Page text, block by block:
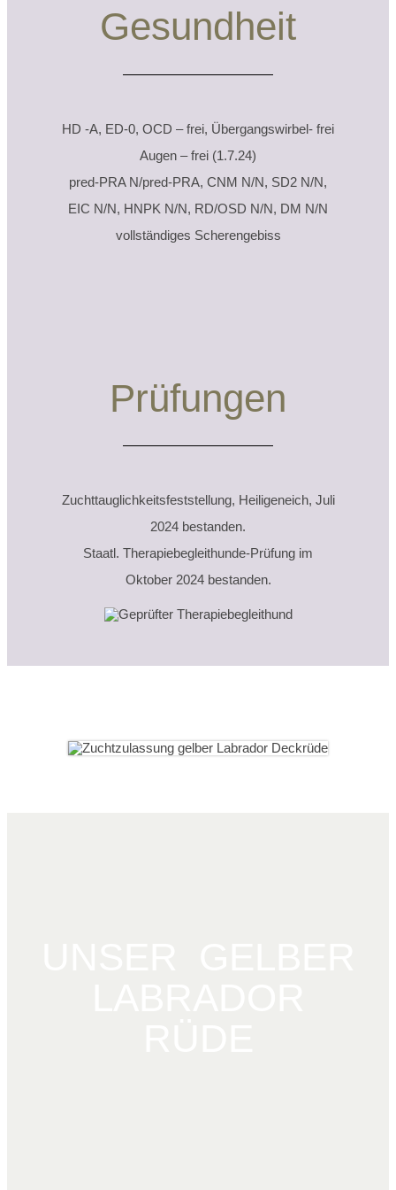
Gesundheit
HD -A, ED-0, OCD – frei, Übergangswirbel- frei
Augen – frei (1.7.24)
pred-PRA N/pred-PRA, CNM N/N, SD2 N/N,
EIC N/N, HNPK N/N, RD/OSD N/N, DM N/N
vollständiges Scherengebiss
Prüfungen
Zuchttauglichkeitsfeststellung, Heiligeneich, Juli
2024 bestanden.
Staatl. Therapiebegleithunde-Prüfung im
Oktober 2024 bestanden.